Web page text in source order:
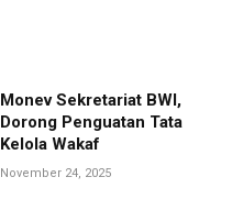
Monev Sekretariat BWI,
Dorong Penguatan Tata
Kelola Wakaf
November 24, 2025